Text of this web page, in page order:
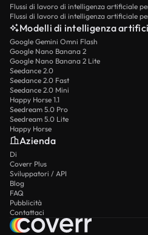
Flussi di lavoro di intelligenza artificiale
Modelli di intelligenza
Google Gemini Omni Flash
Google Nano Banana 2
Google Nano Banana 2 Lite
Seedance 2.0
Seedance 2.0 Fast
Seedance 2.0 Mini
Happy Horse 1.1
Seedream 5.0 Pro
Seedream 5.0 Lite
Happy Horse
Azienda
Di
Coverr Plus
Sviluppatori / API
Blog
FAQ
Pubblicità
Contattaci